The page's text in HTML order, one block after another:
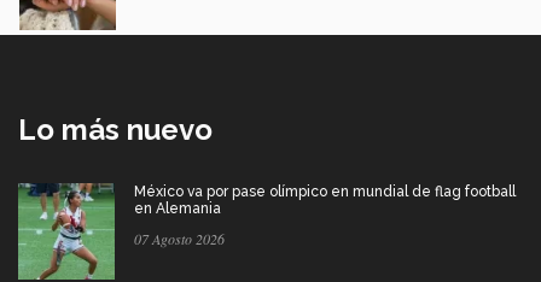
Lo más nuevo
México va por pase olímpico en mundial de flag football
en Alemania
07 Agosto 2026